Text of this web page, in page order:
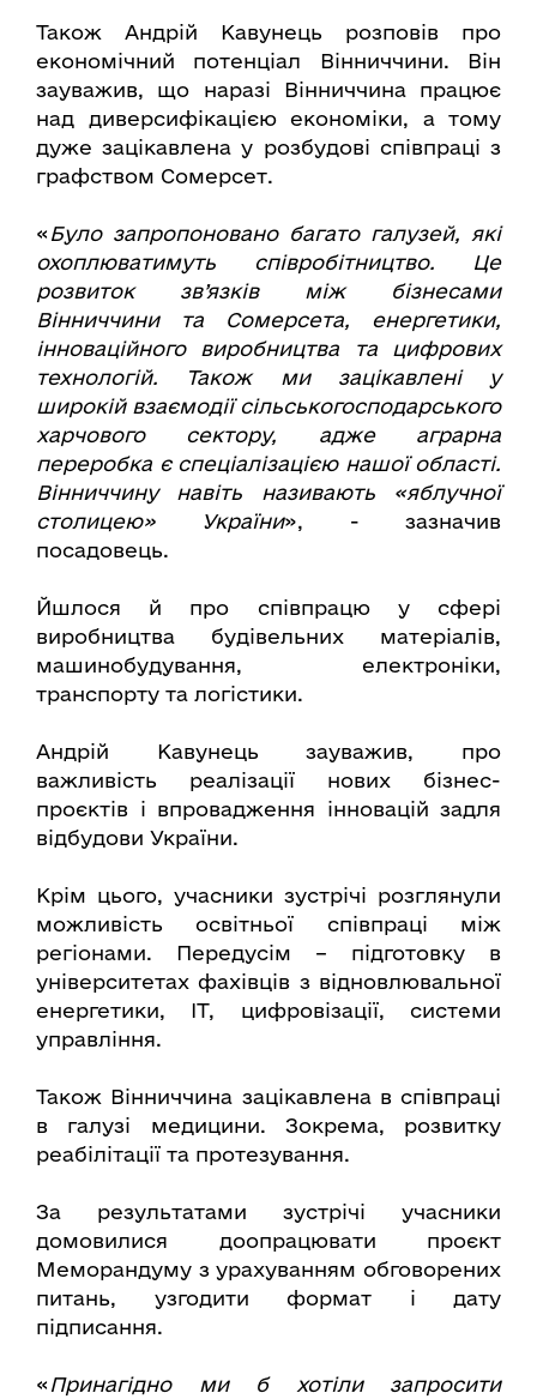
Також Андрій Кавунець розповів про
економічний потенціал Вінниччини. Він
зауважив, що наразі Вінниччина працює
над диверсифікацією економіки, а тому
дуже зацікавлена у розбудові співпраці з
графством Сомерсет.
« Було запропоновано багато галузей, які
охоплюватимуть співробітництво. Це
розвиток зв’язків між бізнесами
Вінниччини та Сомерсета, енергетики,
інноваційного виробництва та цифрових
технологій. Також ми зацікавлені у
широкій взаємодії сільськогосподарського
харчового сектору, адже аграрна
переробка є спеціалізацією нашої області.
Вінниччину навіть називають «яблучної
столицею» України», - зазначив
посадовець.
Йшлося й про співпрацю у сфері
виробництва будівельних матеріалів,
машинобудування, електроніки,
транспорту та логістики.
Андрій Кавунець зауважив, про
важливість реалізації нових бізнес-
проєктів і впровадження інновацій задля
відбудови України.
Крім цього, учасники зустрічі розглянули
можливість освітньої співпраці між
регіонами. Передусім – підготовку в
університетах фахівців з відновлювальної
енергетики, ІТ, цифровізації, системи
управління.
Також Вінниччина зацікавлена в співпраці
в галузі медицини. Зокрема, розвитку
реабілітації та протезування.
За результатами зустрічі учасники
домовилися доопрацювати проєкт
Меморандуму з урахуванням обговорених
питань, узгодити формат і дату
підписання.
« Принагідно ми б хотіли запросити